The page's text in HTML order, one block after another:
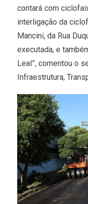
contará com
interligação da
Mancini, da Rua
executada, e
Leal”, comentou o
Infraestrutura,